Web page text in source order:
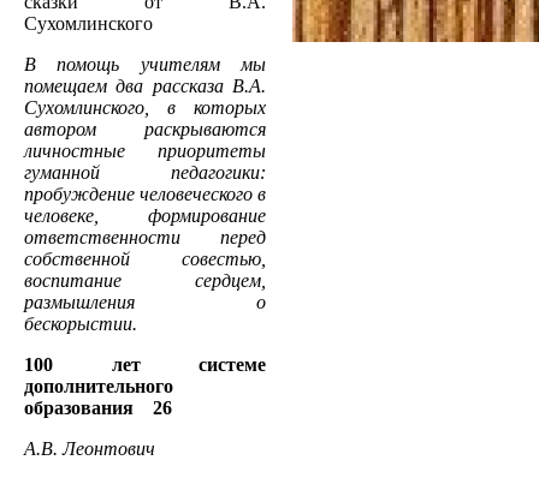
Сухомлинского
В помощь учителям мы
помещаем два рассказа В.А.
Сухомлинского, в которых
автором раскрываются
личностные приоритеты
гуманной педагогики:
пробуждение человеческого в
человеке, формирование
ответственности перед
собственной совестью,
воспитание сердцем,
размышления о
бескорыстии.
100 лет системе
дополнительного
образования 26
А.В. Леонтович